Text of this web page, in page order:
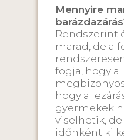
Mennyire
Rendszerint
marad, de a
fogja, hogy a
hogy a
gyermekek
viselhetik,
időnként ki